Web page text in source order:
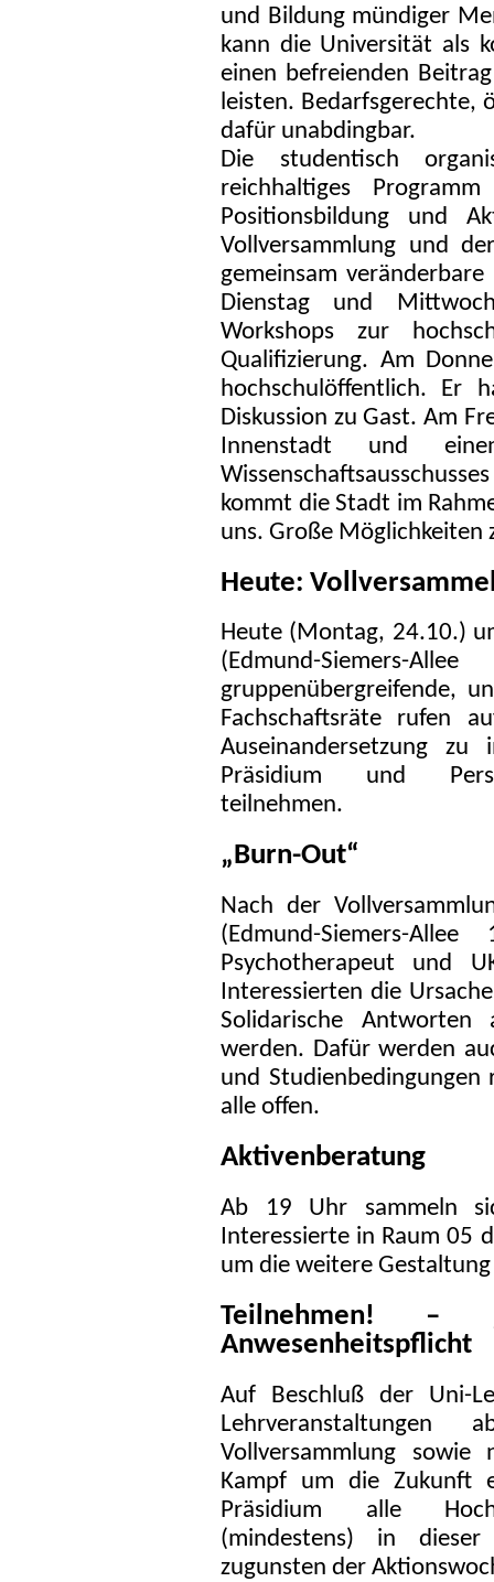
und Bildung mündiger
kann die Universität als
einen befreienden
leisten. Bedarfsgerechte,
dafür unabdingbar.
Die studentisch
reichhaltiges
Positionsbildung und
Vollversammlung und
gemeinsam
Dienstag und
Workshops zur
Qualifizierung. Am
hochschulöffentlich. Er
Diskussion zu Gast. Am
Innenstadt und
kommt die Stadt im
uns. Große Möglichkeiten
Heute:
Heute (Montag, 24.10.)
(Edmund-
gruppenübergreifende,
Fachschaftsräte rufen
Auseinandersetzung
Präsidium und
teilnehmen.
„Burn-Out“
Nach der
(Edmund-Siemers-
Psychotherapeut und
Interessierten die
Solidarische
werden. Dafür werden
und
alle offen.
Aktivenberatung
Ab 19 Uhr sammeln
Interessierte in Raum 05
um die weitere
Teilnehmen! –
Anwesenheitspflicht
Auf Beschluß der Uni-
Vollversammlung sowie
Kampf um die Zukunft
Präsidium alle
(mindestens) in
zugunsten der